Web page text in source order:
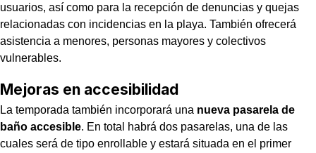
usuarios, así como para la recepción de denuncias y quejas
relacionadas con incidencias en la playa. También ofrecerá
asistencia a menores, personas mayores y colectivos
vulnerables.
Mejoras en accesibilidad
La temporada también incorporará una nueva pasarela de
baño accesible. En total habrá dos pasarelas, una de las
cuales será de tipo enrollable y estará situada en el primer